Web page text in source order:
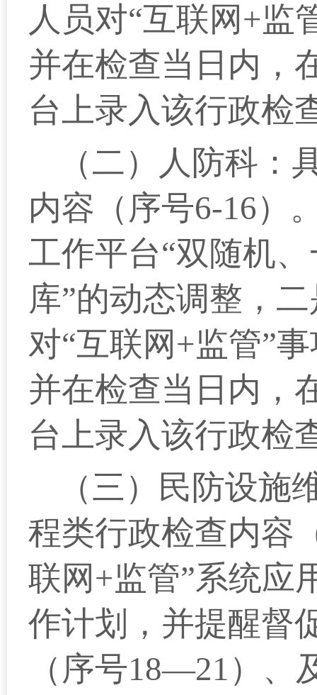
人员对“互联网+监
并在检查当日内，
台上录入该行政检
（二）人防科：
内容（序号6-16）
工作平台“双随机
库”的动态调整，
对“互联网+监管”
并在检查当日内，
台上录入该行政检
（三）
民防设施
程类行政检查内容
联网+监管”系统应
作计划，并提醒督
（序号18—21）、